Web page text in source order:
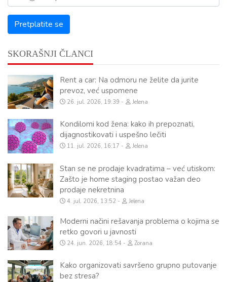
SKORAŠNJI ČLANCI
Rent a car: Na odmoru ne želite da jurite
prevoz, već uspomene
26. jul. 2026, 19:39 Jelena
Kondilomi kod žena: kako ih prepoznati,
dijagnostikovati i uspešno lečiti
11. jul. 2026, 16:17 Jelena
Stan se ne prodaje kvadratima – već utiskom:
Zašto je home staging postao važan deo
prodaje nekretnina
4. jul. 2026, 13:52 Jelena
Moderni načini rešavanja problema o kojima se
retko govori u javnosti
24. jun. 2026, 18:54 Zorana
Kako organizovati savršeno grupno putovanje
bez stresa?